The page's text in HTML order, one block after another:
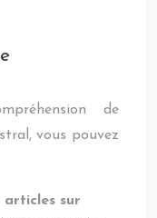
de
vous pouvez
articles sur